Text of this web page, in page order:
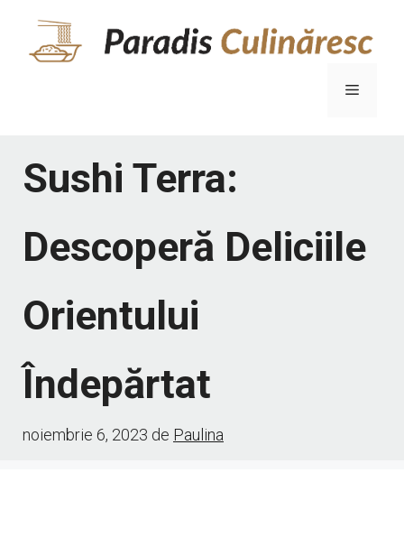
Meniu
Sushi Terra:
Descoperă Deliciile
Orientului
Îndepărtat
noiembrie 6, 2023 de Paulina